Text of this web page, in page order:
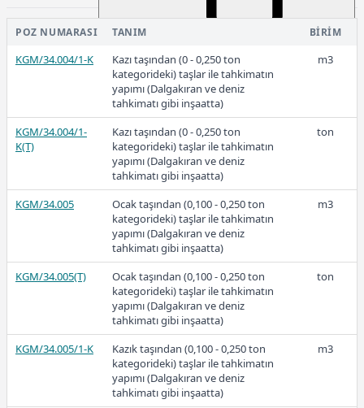
2024
53,69
2023-2
36,18
27,33
POZ NUMARASI TANIM BIRIM
KGM/34.004/1-K
Kazı taşından (0 - 0,250 ton
kategorideki) taşlar ile tahkimatın
yapımı (Dalgakıran ve deniz
tahkimatı gibi inşaatta)
m3
KGM/34.004/1-
K(T)
Kazı taşından (0 - 0,250 ton
kategorideki) taşlar ile tahkimatın
yapımı (Dalgakıran ve deniz
tahkimatı gibi inşaatta)
ton
KGM/34.005
Ocak taşından (0,100 - 0,250 ton
kategorideki) taşlar ile tahkimatın
yapımı (Dalgakıran ve deniz
tahkimatı gibi inşaatta)
m3
KGM/34.005(T)
Ocak taşından (0,100 - 0,250 ton
kategorideki) taşlar ile tahkimatın
yapımı (Dalgakıran ve deniz
tahkimatı gibi inşaatta)
ton
KGM/34.005/1-K
Kazık taşından (0,100 - 0,250 ton
kategorideki) taşlar ile tahkimatın
yapımı (Dalgakıran ve deniz
tahkimatı gibi inşaatta)
m3